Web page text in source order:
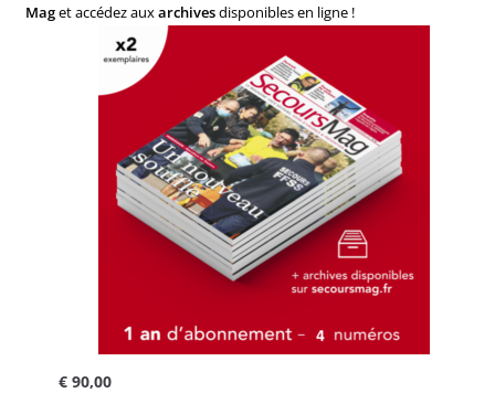
Maget accédez auxarchivesdisponibles en ligne !
€90,00